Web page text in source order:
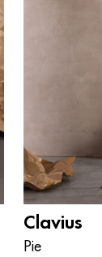
Clavius
Pie